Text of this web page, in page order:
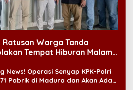
Warga Tanda
Tempat Hiburan Malam
News! Operasi Senyap KPK-Polri
Pabrik di Madura dan Akan Ada